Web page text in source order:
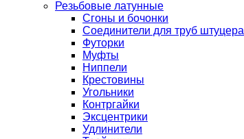
Резьбовые латунные
Сгоны и бочонки
Соединители для труб штуцера
Футорки
Муфты
Ниппели
Крестовины
Угольники
Контргайки
Эксцентрики
Удлинители